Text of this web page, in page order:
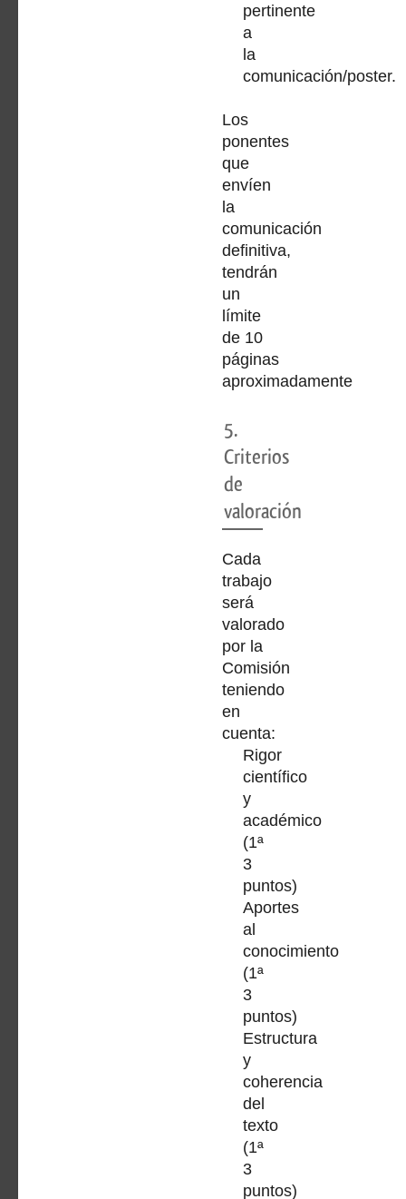
pertinente
a
la
comunicación/poster.
Los
ponentes
que
envíen
la
comunicación
definitiva,
tendrán
un
límite
de 10
páginas
aproximadamente
5.
Criterios
de
valoración
Cada
trabajo
será
valorado
por la
Comisión
teniendo
en
cuenta:
Rigor
científico
y
académico
(1ª
3
puntos)
Aportes
al
conocimiento
(1ª
3
puntos)
Estructura
y
coherencia
del
texto
(1ª
3
puntos)